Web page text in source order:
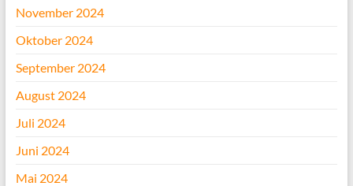
November 2024
Oktober 2024
September 2024
August 2024
Juli 2024
Juni 2024
Mai 2024